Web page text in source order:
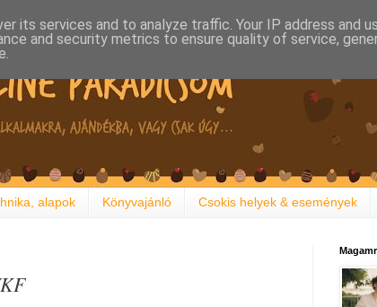
alapok Könyvajánló Csokis helyek & események
its services and to analyze traffic. Your IP address and
and security metrics to ensure quality of service,